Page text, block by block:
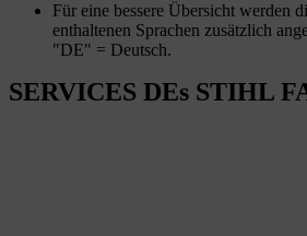
Für eine bessere Übersicht werden
enthaltenen Sprachen zusätzlich
"DE" = Deutsch.
SERVICES DEs STIHL